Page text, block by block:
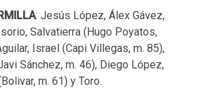
: Jesús López, Álex Gávez,
Salvatierra (Hugo Poyatos,
Israel (Capi Villegas, m. 85),
Sánchez, m. 46), Diego López,
m. 61) y Toro.